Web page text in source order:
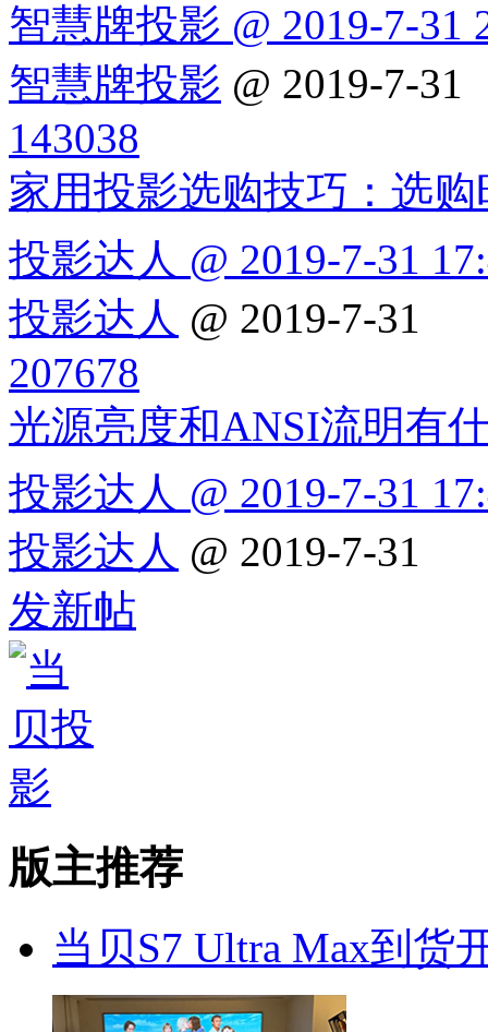
智慧牌投影 @ 2019-7-31
智慧牌投影 @ 2019-7-31
143038
家用投影选购技巧：选
投影达人 @ 2019-7-31
投影达人 @ 2019-7-31
207678
光源亮度和ANSI流明有
投影达人 @ 2019-7-31
投影达人 @ 2019-7-31
发新帖
版主推荐
当贝S7 Ultra Max到货